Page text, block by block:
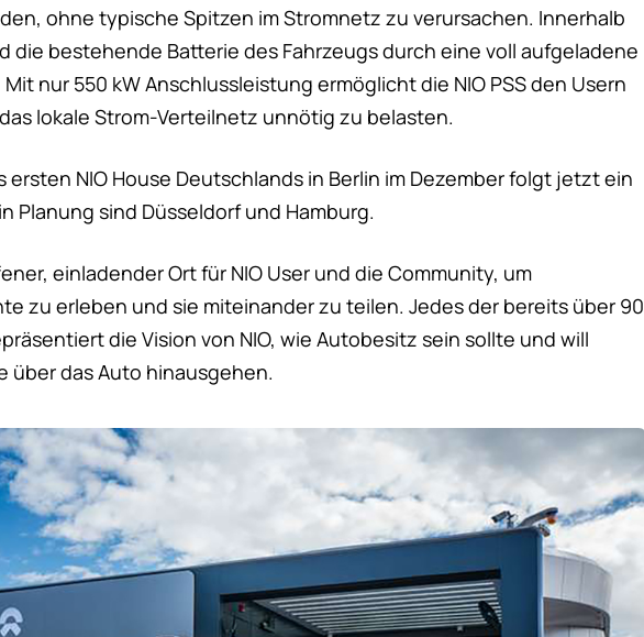
ohne typische Spitzen im Stromnetz zu verursachen. Innerhalb
die bestehende Batterie des Fahrzeugs durch eine voll aufgeladene
nur 550 kW Anschlussleistung ermöglicht die NIO PSS den Usern
lokale Strom-Verteilnetz unnötig zu belasten.
ersten NIO House Deutschlands in Berlin im Dezember folgt jetzt ein
Planung sind Düsseldorf und Hamburg.
einladender Ort für NIO User und die Community, um
zu erleben und sie miteinander zu teilen. Jedes der bereits über 90
die Vision von NIO, wie Autobesitz sein sollte und will
über das Auto hinausgehen.